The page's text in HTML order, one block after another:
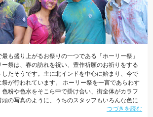
も盛り上がるお祭りの一つである「ホーリー祭」
祭は、春の訪れを祝い、豊作祈願のお祈りをする
たそうです。主に北インドを中心に始まり、今で
が行われています。 ホーリー祭を一言であらわす
色粉や色水をそこら中で掛け合い、街全体がカラフ
の写真のように、うちのスタッフもいろんな色に
もともと、この色粉の掛け合いというのは、家に入
つづきを読む